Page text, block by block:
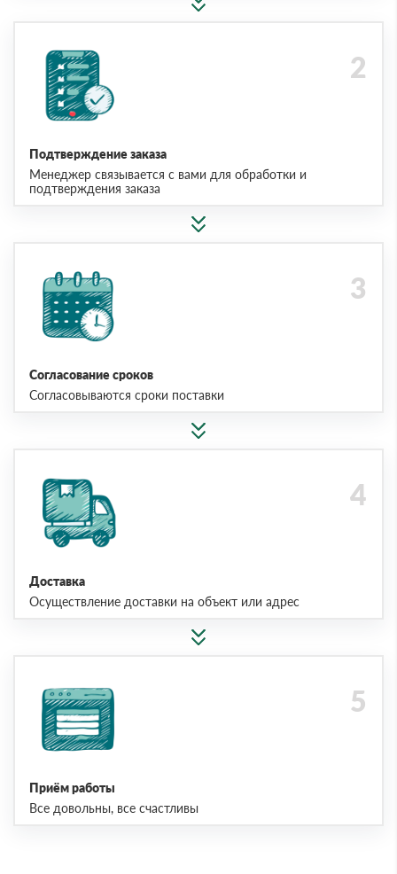
Подтверждение заказа
Менеджер связывается с вами для обработки и
подтверждения заказа
Согласование сроков
Согласовываются сроки поставки
Доставка
Осуществление доставки на объект или адрес
Приём работы
Все довольны, все счастливы